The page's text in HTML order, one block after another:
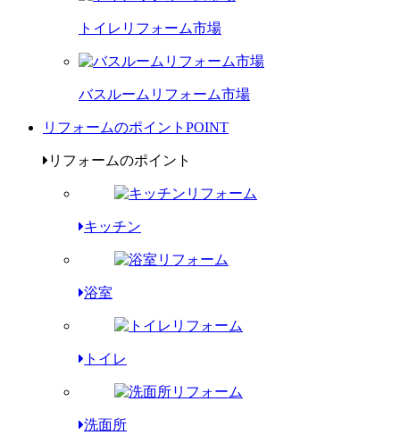
トイレリフォーム市場
バスルームリフォーム市場
リフォームのポイント POINT
リフォームのポイント
キッチン
浴室
トイレ
洗面所